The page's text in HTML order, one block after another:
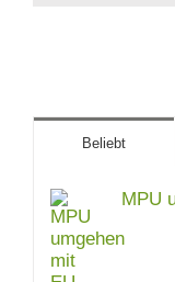
Beliebt
MPU